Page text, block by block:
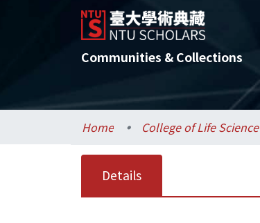
Communities & Collections
Home
Details